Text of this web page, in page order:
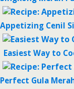
Appetizing Cenil
Easiest Way to
Perfect Gula